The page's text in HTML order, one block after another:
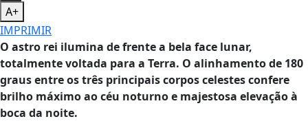
A+
IMPRIMIR
O astro rei ilumina de frente a bela face lunar,
totalmente voltada para a Terra. O alinhamento de 180
graus entre os três principais corpos celestes confere
brilho máximo ao céu noturno e majestosa elevação à
boca da noite.